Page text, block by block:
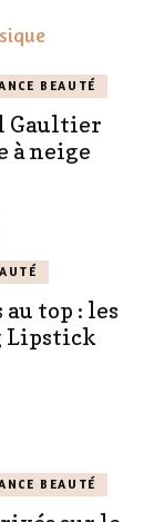
BEAUTÉ
Gaultier
à neige
top : les
Lipstick
BEAUTÉ